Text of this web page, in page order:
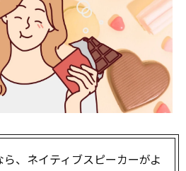
、ネイティブスピーカーがよ